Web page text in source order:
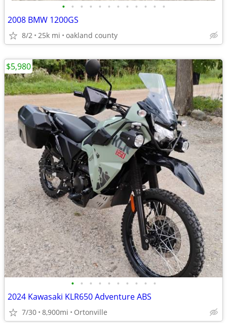
• • • • • • • • • • • •
2008 BMW 1200GS
8/2 25k mi oakland county
• • • • • • • • • •
2024 Kawasaki KLR650 Adventure ABS
7/30 8,900mi Ortonville
$5,980